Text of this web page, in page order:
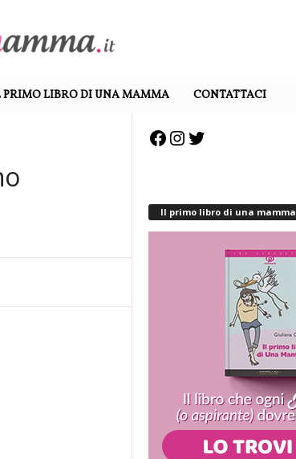
PRIMO LIBRO DI UNA MAMMA CONTATTACI
Facebook
Instagram
Twitter
Il primo libro di una mamma